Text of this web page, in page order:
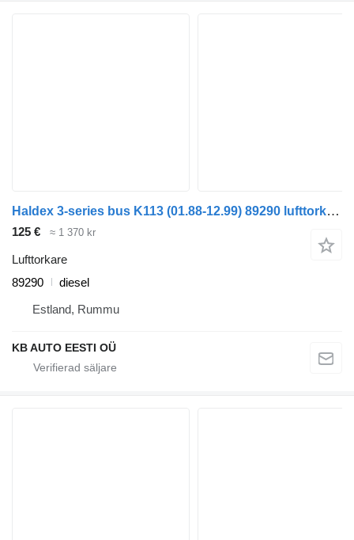
Haldex 3-series bus K113 (01.88-12.99) 89290 lufttorkare till Scania 3-series bus (1988-1999) buss
125 € ≈ 1 370 kr
Lufttorkare
89290
diesel
Estland, Rummu
KB AUTO EESTI OÜ